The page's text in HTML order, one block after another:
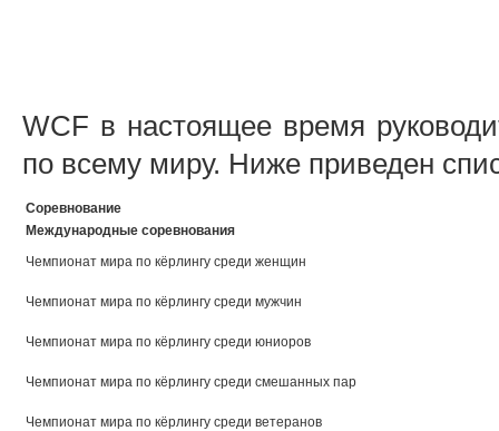
WCF в настоящее время
по всему миру. Ниже приведен
Соревнование
Международные соревнования
Чемпионат мира по кёрлингу среди женщин
Чемпионат мира по кёрлингу среди мужчин
Чемпионат мира по кёрлингу среди юниоров
Чемпионат мира по кёрлингу среди смешанных пар
Чемпионат мира по кёрлингу среди ветеранов